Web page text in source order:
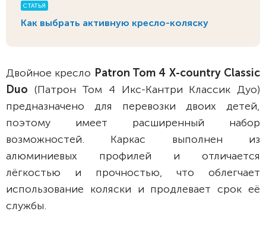
СТАТЬЯ
Как выбрать активную кресло-коляску
Двойное кресло Patron Tom 4 X-country Classic
Duo (Патрон Том 4 Икс-Кантри Классик Дуо)
предназначено для перевозки двоих детей,
поэтому имеет расширенный набор
возможностей. Каркас выполнен из
алюминиевых профилей и отличается
лёгкостью и прочностью, что облегчает
использование коляски и продлевает срок её
службы.